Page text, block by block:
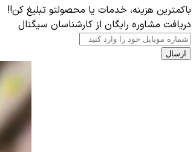
باکمترین هزینه، خدمات یا محصولتو تبلیغ کن!!
دریافت مشاوره رایگان از کارشناسان سیگنال
ارسال